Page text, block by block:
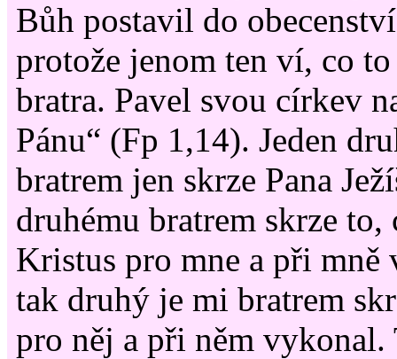
Bůh postavil do
protože jenom ten ví, co
bratra. Pavel svou církev
Pánu“ (Fp 1,14). Jeden
bratrem jen skrze Pana
druhému bratrem skrze to,
Kristus pro mne a při mně
tak druhý je mi bratrem
pro něj a při něm vykonal.